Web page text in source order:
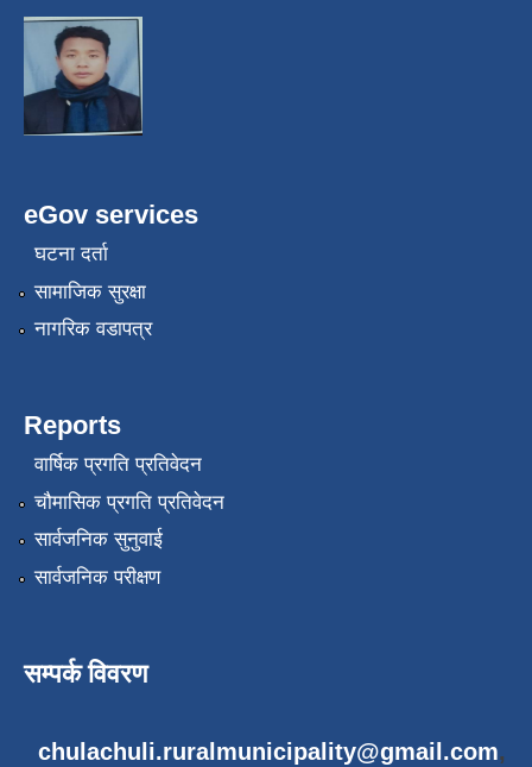
eGov services
घटना दर्ता
सामाजिक सुरक्षा
नागरिक वडापत्र
Reports
वार्षिक प्रगति प्रतिवेदन
चौमासिक प्रगति प्रतिवेदन
सार्वजनिक सुनुवाई
सार्वजनिक परीक्षण
सम्पर्क विवरण
chulachuli.ruralmunicipality@gmail.com,